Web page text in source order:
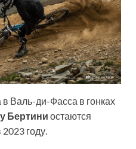
Валь-ди-Фасса в гонках
Бертини остаются
году.